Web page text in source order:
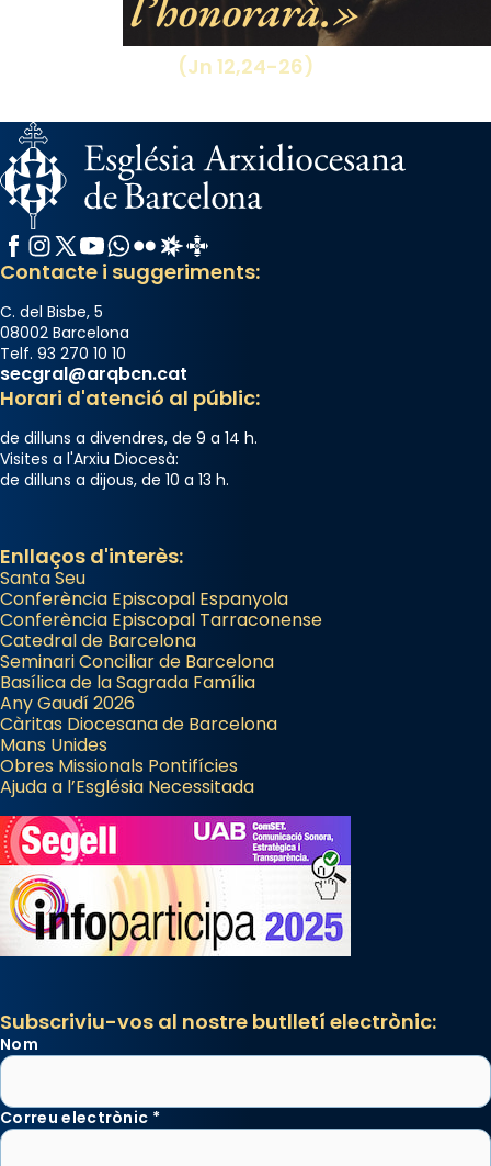
(Jn 12,24-26)
Facebook
Instagram
X / Twitter
YouTube
WhatsApp
FlickrRadio Estel
Catalunya Cristiana
Contacte i suggeriments:
C. del Bisbe, 5
08002 Barcelona
Telf. 93 270 10 10
secgral@arqbcn.cat
Horari d'atenció al públic:
de dilluns a divendres, de 9 a 14 h.
Visites a l'Arxiu Diocesà:
de dilluns a dijous, de 10 a 13 h.
Enllaços d'interès:
Santa Seu
Conferència Episcopal Espanyola
Conferència Episcopal Tarraconense
Catedral de Barcelona
Seminari Conciliar de Barcelona
Basílica de la Sagrada Família
Any Gaudí 2026
Càritas Diocesana de Barcelona
Mans Unides
Obres Missionals Pontifícies
Ajuda a l’Església Necessitada
Subscriviu-vos al nostre butlletí electrònic:
Nom
Correu electrònic *